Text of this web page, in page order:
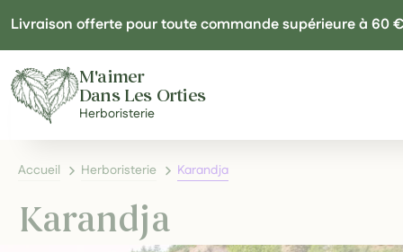
Livraison offerte pour toute commande supérieure à 60 €
M'aimer
Dans Les Orties
Herboristerie
Accueil Herboristerie Karandja
Karandja